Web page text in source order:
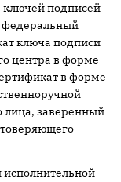
ключей подписей
федеральный
ключа подписи
центра в форме
в форме
лица, заверенный